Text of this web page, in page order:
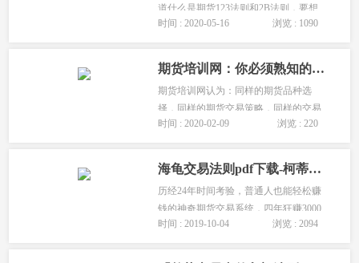
道什么是期货123法则和2B法则，要想
知道什么是期货123法则和2B法则，首
中，如果价格已经穿越先前的高点而未
能持续挺升，稍后又跌破先前的高点，
则趋...
时间 : 2020-05-16 浏览 : 1090
期货培训网：你必须熟知的期货资金管理法则和指标！
期货培训网认为：同样的期货品种选
择，同样的期货交易策略，同样的交易
手法，期货资金管理法则不同，有时会
时间 : 2020-02-09 浏览 : 220
海龟交易法则pdf下载-柯蒂斯·费思
历经24年时间考验，普通人也能轻松赚
钱的神奇期货交易系统，四年狂赚3000
万美元，1983年原版海龟首次揭密适用
时间 : 2019-10-04 浏览 : 2094